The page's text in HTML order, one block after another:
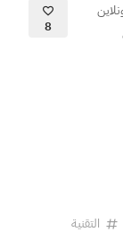
8
التقنية